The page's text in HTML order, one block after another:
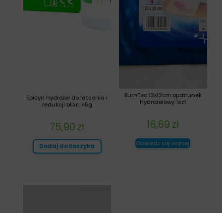
BurnTec 12x12cm opatrunek
hydrożelowy 1szt
16,69 zł
Dowiedz się więcej
Epicyn hydrożel do leczenia i
redukcji blizn 45g
75,90 zł
Dodaj do koszyka